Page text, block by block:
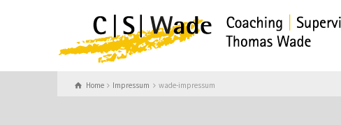
Home Impressum wade-impressum